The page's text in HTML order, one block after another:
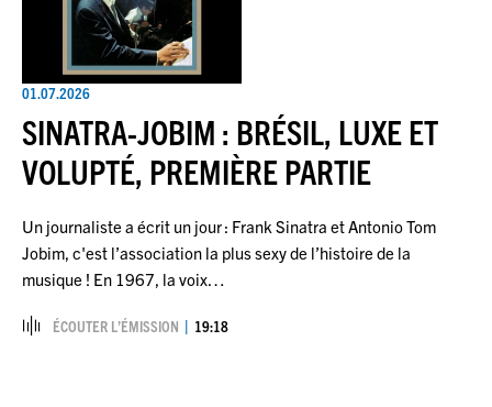
01.07.2026
SINATRA-JOBIM : BRÉSIL, LUXE ET
VOLUPTÉ, PREMIÈRE PARTIE
Un journaliste a écrit un jour : Frank Sinatra et Antonio Tom
Jobim, c'est l’association la plus sexy de l’histoire de la
musique ! En 1967, la voix…
ÉCOUTER L’ÉMISSION 19:18